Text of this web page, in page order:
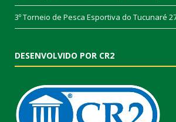
3º Torneio de Pesca Esportiva do Tucunaré
DESENVOLVIDO POR CR2